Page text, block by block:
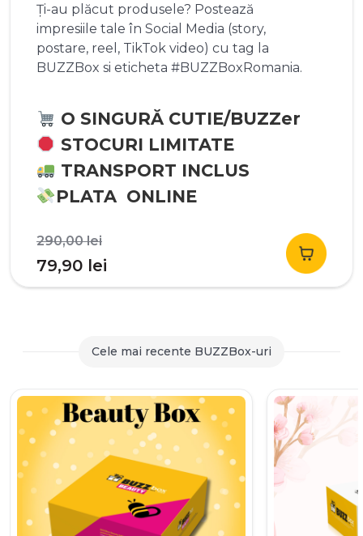
Ți-au plăcut produsele? Postează
impresiile tale în Social Media (story,
postare, reel, TikTok video) cu tag la
BUZZBox si eticheta #BUZZBoxRomania.
O SINGURĂ CUTIE/BUZZer
STOCURI LIMITATE
TRANSPORT INCLUS
PLATA ONLINE
290,00leiPrețul
inițial
a
290,00 lei.
79,90 lei
curent
79,90 lei.
Cele mai recente BUZZBox-uri